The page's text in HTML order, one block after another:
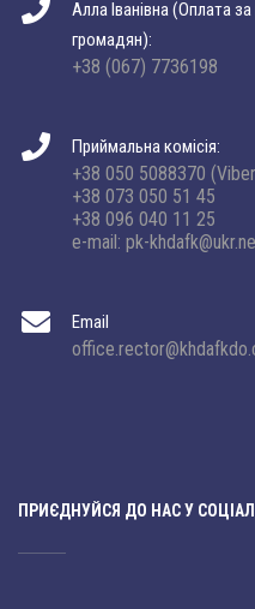
Алла Іванівна (Оплата
громадян):
+38 (067) 7736198
Приймальна комісія:
+38 050 5088370
+38 073 050 51 45
+38 096 040 11 25
e-mail: pk-
Email
ПРИЄДНУЙСЯ ДО НАС У